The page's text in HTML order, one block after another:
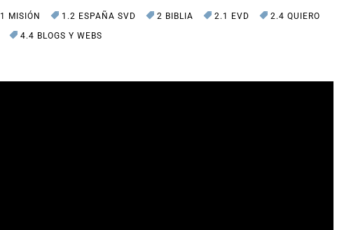
1 MISIÓN 1.2 ESPAÑA SVD 2 BIBLIA 2.1 EVD
2.4 QUIERO
4.4 BLOGS Y WEBS